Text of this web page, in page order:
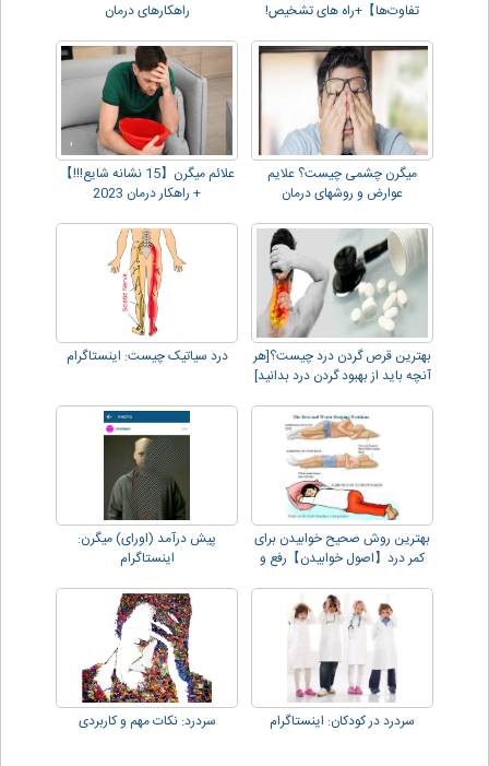
تفاوت‌ها】+راه های تشخیص!
راهکارهای درمان
میگرن چشمی چیست؟ علایم
عوارض و روشهای درمان
علائم میگرن【15 نشانه شایع!!!】
+ راهکار درمان 2023
بهترین قرص گردن درد چیست؟[هر
آنچه باید از بهبود گردن درد بدانید]
درد سیاتیک چیست: اینستاگرام
بهترین روش صحیح خوابیدن برای
کمر درد【اصول خوابیدن】رفع و
پیش درآمد (اورای) میگرن:
اینستاگرام
سردرد در کودکان: اینستاگرام سردرد: نکات مهم و کاربردی